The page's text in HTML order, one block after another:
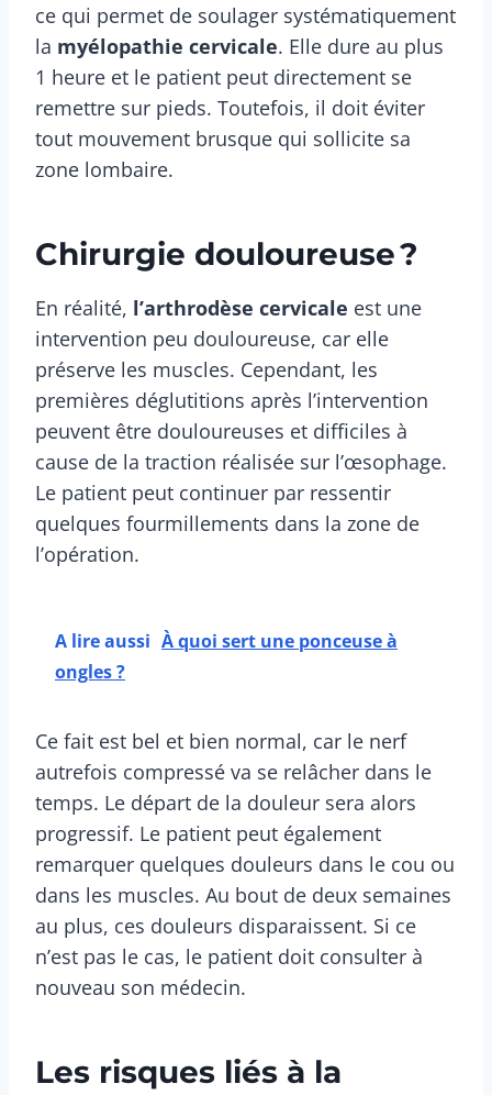
ce qui permet de soulager systématiquement
la myélopathie cervicale. Elle dure au plus
1 heure et le patient peut directement se
remettre sur pieds. Toutefois, il doit éviter
tout mouvement brusque qui sollicite sa
zone lombaire.
Chirurgie douloureuse ?
En réalité, l’arthrodèse cervicale est une
intervention peu douloureuse, car elle
préserve les muscles. Cependant, les
premières déglutitions après l’intervention
peuvent être douloureuses et difficiles à
cause de la traction réalisée sur l’œsophage.
Le patient peut continuer par ressentir
quelques fourmillements dans la zone de
l’opération.
A lire aussi À quoi sert une ponceuse à
ongles ?
Ce fait est bel et bien normal, car le nerf
autrefois compressé va se relâcher dans le
temps. Le départ de la douleur sera alors
progressif. Le patient peut également
remarquer quelques douleurs dans le cou ou
dans les muscles. Au bout de deux semaines
au plus, ces douleurs disparaissent. Si ce
n’est pas le cas, le patient doit consulter à
nouveau son médecin.
Les risques liés à la